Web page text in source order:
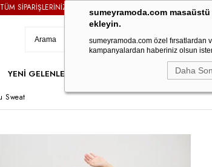
sumeyramoda.com
ekleyin.
sumeyramoda.com özel fırsatlardan
kampanyalardan haberiniz olsun
Daha
KARGO ÜCRETSİZ!
YENİ GELENLER ALT GİYİMDIŞ
Sweat